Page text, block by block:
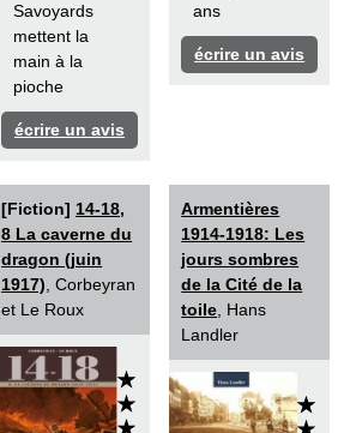
Savoyards
mettent la
main à la
pioche
écrire un avis
ans
écrire un avis
[Fiction] 14-18,
8 La caverne du
dragon (juin
1917) , Corbeyran
et Le Roux
Armentières
1914-1918: Les
jours sombres
de la Cité de la
toile , Hans
Landler